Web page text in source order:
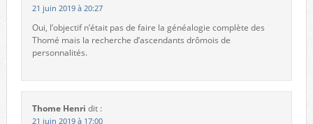
21 juin 2019 à 20:27
Oui, l’objectif n’était pas de faire la généalogie complète des
Thomé mais la recherche d’ascendants drômois de
personnalités.
Thome Henri dit :
21 juin 2019 à 17:00